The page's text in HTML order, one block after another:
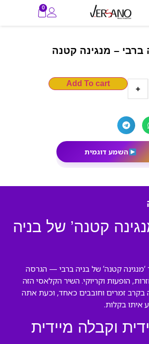
0
ברבי – מנגינה קטנה
+
Add To cart
השמע דוגמית
קטנה’ של בניה
‘מנגינה קטנה’ של בניה ברבי — הגרסה
הופעות וקריוקי. השיר הקלאסי הזה
בקרב זמרים וחובבים כאחד, וכעת אתה
איתו בקלות.
וקבלה מיידית